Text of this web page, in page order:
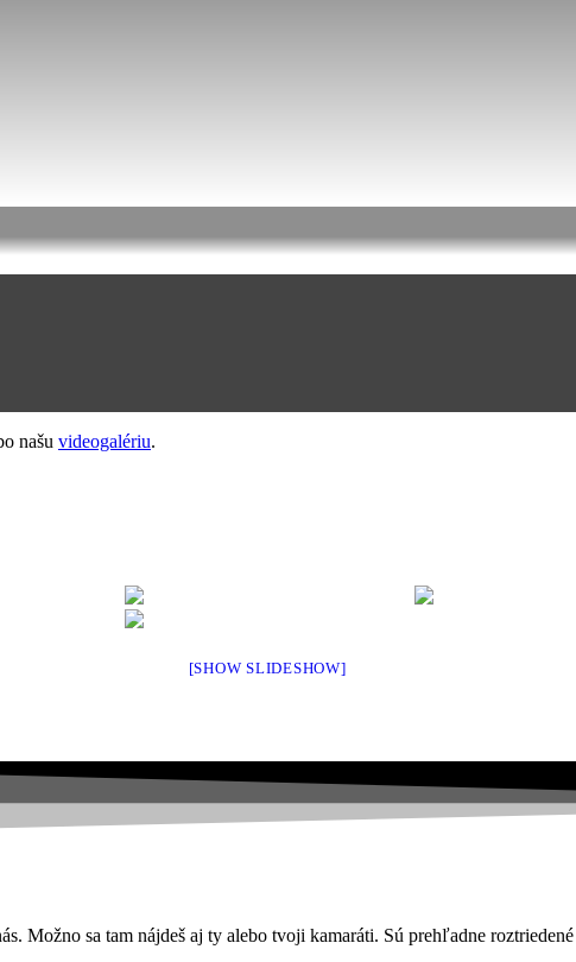
našu videogalériu.
[SHOW SLIDESHOW]
Možno sa tam nájdeš aj ty alebo tvoji kamaráti. Sú prehľadne